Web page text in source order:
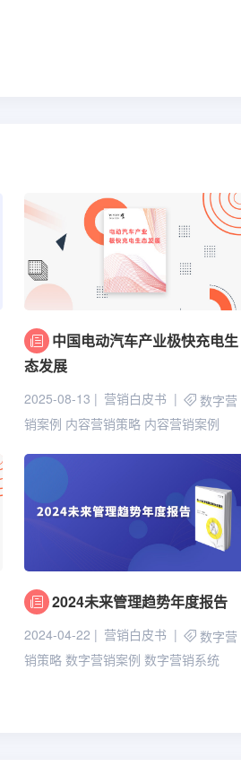
中国电动汽车产业极快充电生
态发展
2025-08-13 营销白皮书
数字营
销案例 内容营销策略 内容营销案例
2024未来管理趋势年度报告
2024-04-22 营销白皮书
数字营
销策略 数字营销案例 数字营销系统